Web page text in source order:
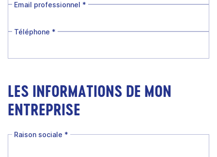
Email professionnel *
Téléphone *
LES INFORMATIONS DE MON
ENTREPRISE
Raison sociale *